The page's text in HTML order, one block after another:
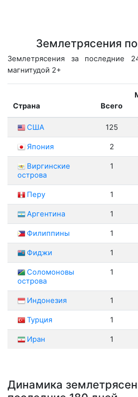
Землетрясения
Землетрясения за последние
магнитудой 2+
Страна Всего
США 125
Япония 2
Виргинские
острова
1
Перу 1
Аргентина 1
Филиппины 1
Фиджи 1
Соломоновы
острова
1
Индонезия 1
Турция 1
Иран 1
Динамика